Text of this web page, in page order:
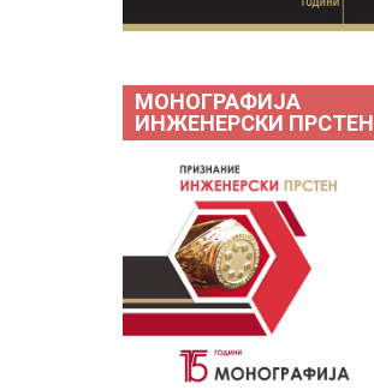
МОНОГРАФИЈА
ИНЖЕНЕРСКИ ПРСТЕН